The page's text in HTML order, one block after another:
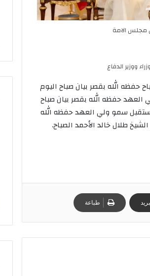
مجلس الامة
ووزير الدفاع
حفظه الله بقصر بيان صباح اليوم
حفظه الله بقصر بيان صباح
سمو ولي العهد حفظه الله
طلال خالد الأحمد الصباح.
طباعة
دينار
تراجع حاد لمؤشرات البورصة…
والسيولة نحو 50 مليون دينار